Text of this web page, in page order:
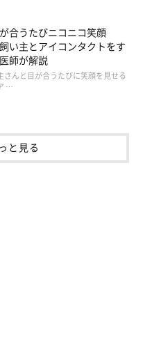
オルを入れてジャストサ
合うたびニコニコ笑顔
い主とアイコンタクトをす
師が解説
さんと目が合うたびに笑顔を見せる
…
と見る